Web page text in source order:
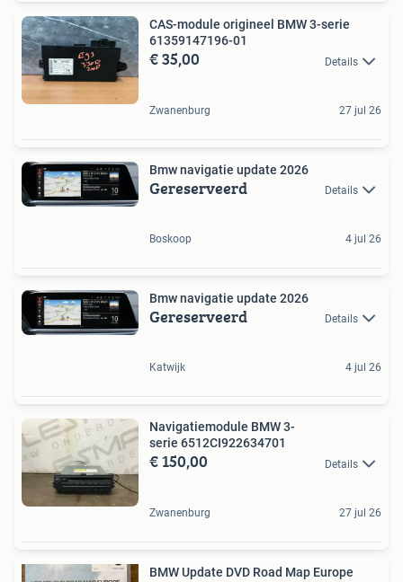
CAS-module origineel BMW 3-serie
61359147196-01
€ 35,00 Details
Zwanenburg 27 jul 26
Bmw navigatie update 2026
Gereserveerd Details
Boskoop 4 jul 26
Bmw navigatie update 2026
Gereserveerd Details
Katwijk 4 jul 26
Navigatiemodule BMW 3-
serie 6512CI922634701
€ 150,00 Details
Zwanenburg 27 jul 26
BMW Update DVD Road Map Europe